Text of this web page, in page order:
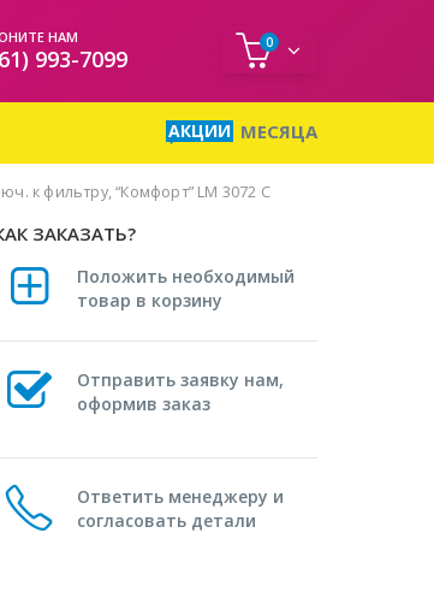
НАМ
993-7099
0
МЕСЯЦА
АКЦИИ
к фильтру, “Комфорт” LM 3072 C
ЗАКАЗАТЬ?
Положить необходимый
товар в корзину
Отправить заявку нам,
оформив заказ
Ответить менеджеру и
согласовать детали